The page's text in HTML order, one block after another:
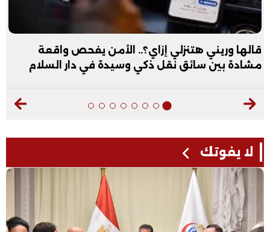
قالها وريني هتنزلي إزاي؟.. الأمن يفحص واقعة
مشادة بين سائق نقل ذكي وسيدة في دار السلام
لا يفوتك